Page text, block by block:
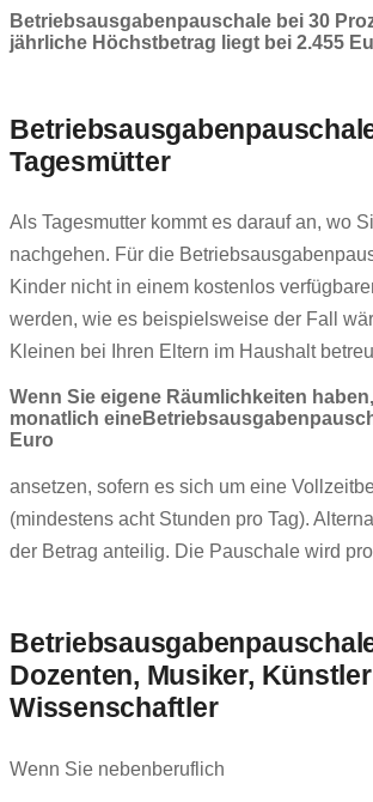
Betriebsausgabenpauschale bei 30
jährliche Höchstbetrag liegt bei 2.455
Tagesmütter
Als Tagesmutter kommt es darauf an, wo
nachgehen. Für die
Kinder nicht in einem kostenlos
werden, wie es beispielsweise der Fall
Kleinen bei Ihren Eltern im Haushalt
Wenn Sie eigene Räumlichkeiten
monatlich eine
Euro
ansetzen, sofern es sich um eine
(mindestens acht Stunden pro Tag).
der Betrag anteilig. Die Pauschale wird
Dozenten, Musiker,
Wissenschaftler
Wenn Sie nebenberuflich